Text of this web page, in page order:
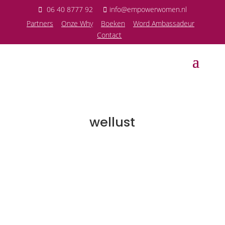
06 40 8777 92
info@empowerwomen.nl
Partners Onze Why Boeken
Word Ambassadeur
Contact
wellust